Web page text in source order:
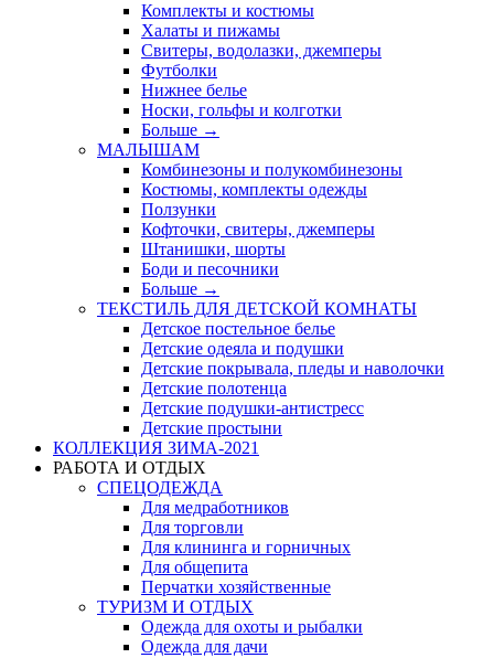
Комплекты и костюмы
Халаты и пижамы
Свитеры, водолазки, джемперы
Футболки
Нижнее белье
Носки, гольфы и колготки
Больше →
МАЛЫШАМ
Комбинезоны и полукомбинезоны
Костюмы, комплекты одежды
Ползунки
Кофточки, свитеры, джемперы
Штанишки, шорты
Боди и песочники
Больше →
ТЕКСТИЛЬ ДЛЯ ДЕТСКОЙ КОМНАТЫ
Детское постельное белье
Детские одеяла и подушки
Детские покрывала, пледы и наволочки
Детские полотенца
Детские подушки-антистресс
Детские простыни
КОЛЛЕКЦИЯ ЗИМА-2021
РАБОТА И ОТДЫХ
СПЕЦОДЕЖДА
Для медработников
Для торговли
Для клининга и горничных
Для общепита
Перчатки хозяйственные
ТУРИЗМ И ОТДЫХ
Одежда для охоты и рыбалки
Одежда для дачи